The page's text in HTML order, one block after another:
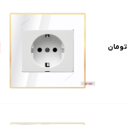
تومان